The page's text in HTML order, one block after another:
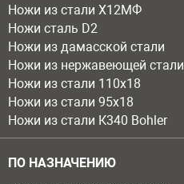
Ножи из стали Х12МФ
Ножи сталь D2
Ножи из дамасской стали
Ножи из нержавеющей стали
Ножи из стали 110х18
Ножи из стали 95х18
Ножи из стали К340 Bohler
ПО НАЗНАЧЕНИЮ